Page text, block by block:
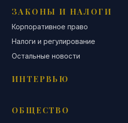
ЗАКОНЫ И НАЛОГИ
Корпоративное право
Налоги и регулирование
Остальные новости
ИНТЕРВЬЮ
ОБЩЕСТВО